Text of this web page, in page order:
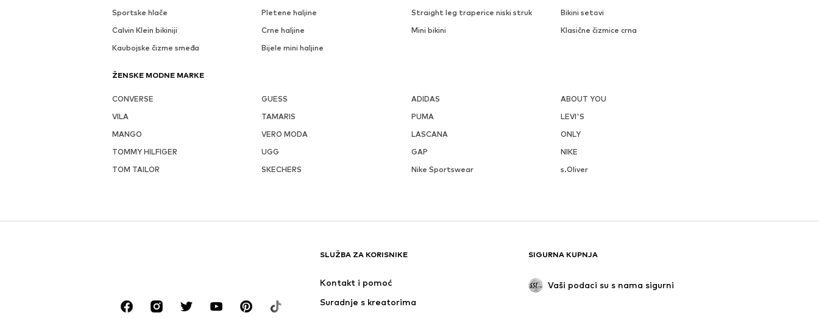
Sportske hlače
Pletene haljine Straight leg traperice niski struk
Bikini setovi
Calvin Klein bikiniji
Crne haljine Mini bikini
Klasične čizmice crna
Kaubojske čizme smeđa
Bijele mini haljine
ŽENSKE MODNE MARKE
CONVERSE GUESS ADIDAS
ABOUT YOU
VILA
TAMARIS PUMA
LEVI'S
MANGO
VERO MODA LASCANA
ONLY
TOMMY HILFIGER
UGG GAP
NIKE
TOM TAILOR
SKECHERS Nike Sportswear s.Oliver
SLUŽBA ZA KORISNIKE
Kontakt i pomoć
Suradnje s kreatorima
SIGURNA KUPNJA
Vaši podaci su s nama sigurni